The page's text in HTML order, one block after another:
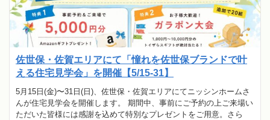
佐世保・佐賀エリアにて「憧れを佐世保ブランドで叶
える住宅見学会」を開催【5/15-31】
5月15日(金)〜31日(日)、佐世保・佐賀エリアにてニッシンホームさ
んが住宅見学会を開催します。 期間中、事前にご予約の上ご来場い
ただいた皆様には感謝を込めて特別なプレゼントをご用意。さら